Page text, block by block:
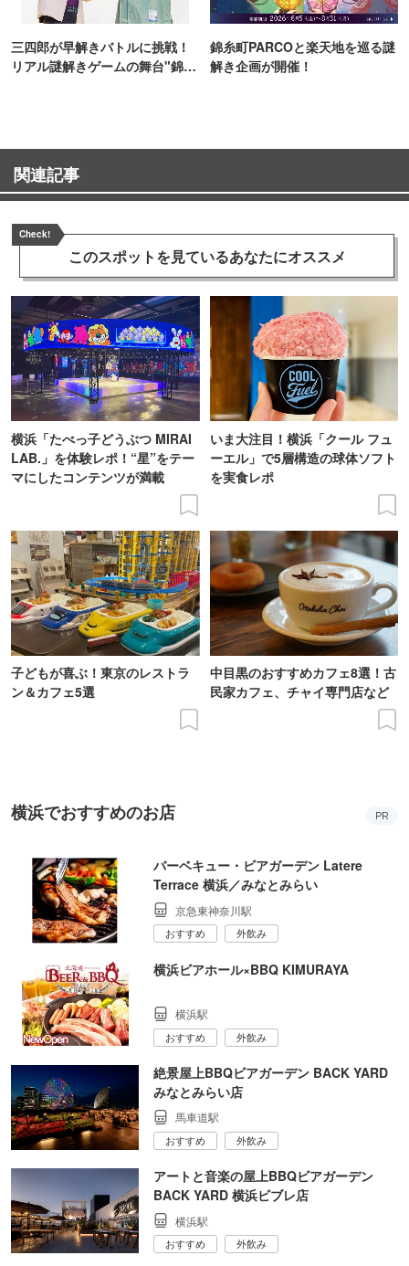
三四郎が早解きバトルに挑戦！
リアル謎解きゲームの舞台"錦糸
錦糸町PARCOと楽天地を巡る謎
解き企画が開催！
関連記事
Check!
このスポットを見ているあなたにオススメ
横浜「たべっ子どうぶつ MIRAI
LAB.」を体験レポ！“星”をテー
マにしたコンテンツが満載
いま大注目！横浜「クール フュ
ーエル」で5層構造の球体ソフト
を実食レポ
子どもが喜ぶ！東京のレストラ
ン＆カフェ5選
中目黒のおすすめカフェ8選！古
民家カフェ、チャイ専門店など
横浜でおすすめのお店 PR
バーベキュー・ビアガーデン Latere
Terrace 横浜／みなとみらい
京急東神奈川駅
おすすめ 外飲み
横浜ビアホール×BBQ KIMURAYA
横浜駅
おすすめ 外飲み
絶景屋上BBQビアガーデン BACK YARD
みなとみらい店
馬車道駅
おすすめ 外飲み
アートと音楽の屋上BBQビアガーデン
BACK YARD 横浜ビブレ店
横浜駅
おすすめ 外飲み